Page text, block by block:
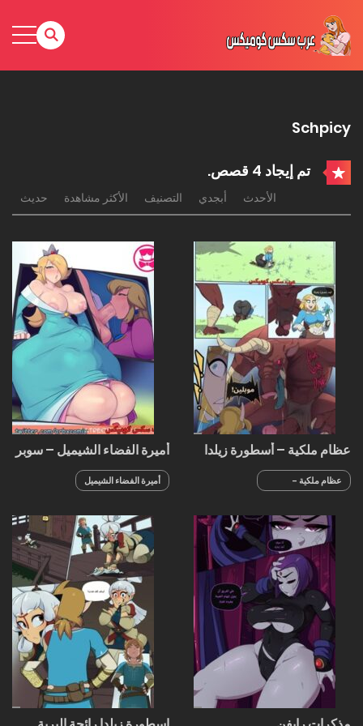
Schpicy
تم إيجاد 4 قصص.
الأحدث أبجدي التصنيف الأكثر مشاهدة حديث
عظام ملكية – أسطورة زيلدا
عظام ملكية -
أسطورة زيلدا
أميرة الفضاء الشيميل – سوبر
ماريو بروز
أميرة الفضاء الشيميل
- سوبر ماريو بروز